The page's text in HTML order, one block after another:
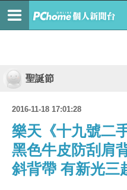
聖誕節
2016-11-18 17:01:28
樂天《十九號二
黑色牛皮防刮肩
斜背帶 有新光三